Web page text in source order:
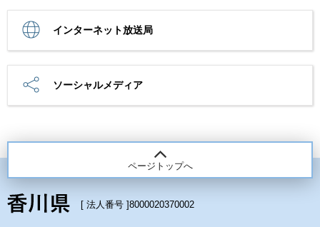
インターネット放送局
ソーシャルメディア
ページトップへ
[ 法人番号 ]8000020370002